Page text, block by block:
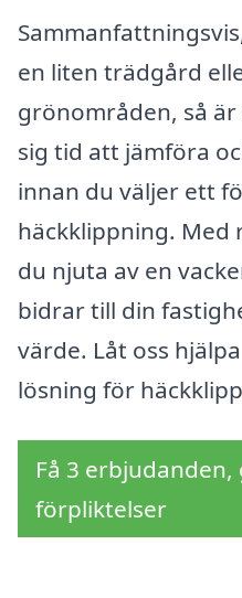
en liten trädgård
grönområden, så
sig tid att jämföra
innan du väljer ett
häckklippning.
du njuta av en
bidrar till din
värde. Låt oss
lösning för
Få 3
förpliktelser